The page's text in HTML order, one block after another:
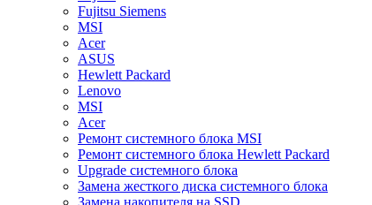
Fujitsu Siemens
MSI
Acer
ASUS
Hewlett Packard
Lenovo
MSI
Acer
Ремонт системного блока MSI
Ремонт системного блока Hewlett Packard
Upgrade системного блока
Замена жесткого диска системного блока
Замена накопителя на SSD